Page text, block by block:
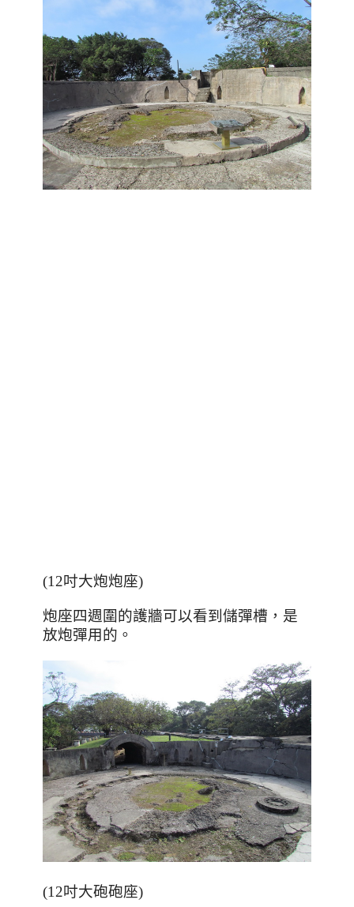
(12吋大炮炮座)
炮座四週圍的護牆可以看到儲彈槽，是
放炮彈用的。
(12吋大砲砲座)